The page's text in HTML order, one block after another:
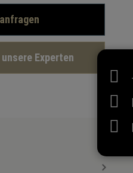
Experten